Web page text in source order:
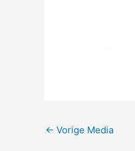
← Vorige Media